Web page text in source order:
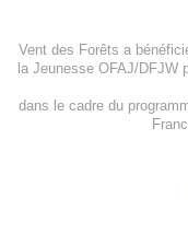
Vent des Forêts a
la Jeunesse OFAJ/DFJW
dans le cadre du